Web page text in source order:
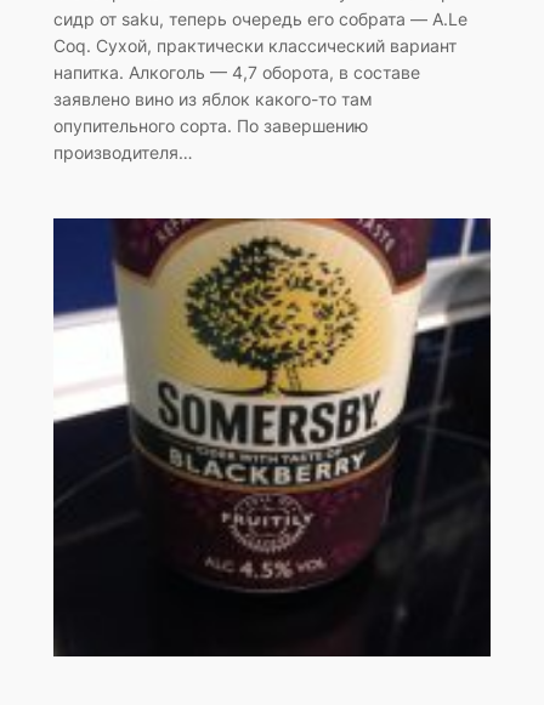
сидр от saku, теперь очередь его собрата — A.Le
Coq. Сухой, практически классический вариант
напитка. Алкоголь — 4,7 оборота, в составе
заявлено вино из яблок какого-то там
опупительного сорта. По завершению
производителя…